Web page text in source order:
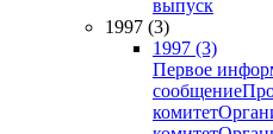
выпуск
1997 (3)
1997 (3)
Первое
сообщение
комитет